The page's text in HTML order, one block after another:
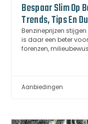
Bespaar Slim Op
Trends, Tips En
Benzineprijzen
is daar een beter
forenzen,
Aanbiedingen